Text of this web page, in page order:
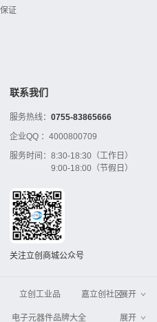
证
联系我们
服务热线： 0755-83865666
企业QQ ： 4000800709
服务时间： 8:30-18:30（工作日）
9:00-18:00（节假日）
关注立创商城公众号
立创工业品
嘉立创社区
嘉立创PCB 嘉立创FA
展开
电子元器件品牌大全 展开